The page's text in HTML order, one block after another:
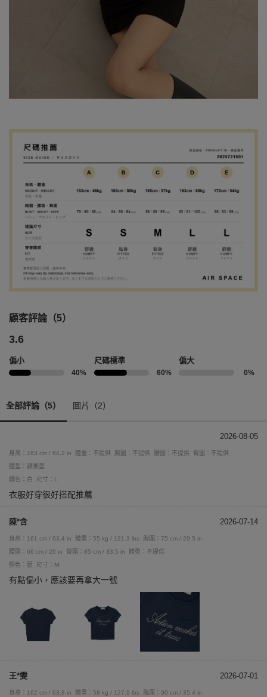
顧客評論（5）
3.6
偏小
40%
尺碼標準
60%
偏大
0%
全部評論（5） 圖片（2）
2026-08-05
身高：163 cm / 64.2 in 體重：不提供 胸圍：不提供 腰圍：不提供
臀圍：不提供
體型：蘋果型
顏色：白
尺寸：L
衣服好穿很好搭配推薦
陳*含 2026-07-14
身高：161 cm / 63.4 in 體重：55 kg / 121.3 lbs
胸圍：75 cm / 29.5 in
腰圍：66 cm / 26 in
臀圍：85 cm / 33.5 in
體型：不提供
顏色：藍
尺寸：M
有點偏小，應該要再拿大一號
王*雯 2026-07-01
身高：162 cm / 63.8 in 體重：58 kg / 127.9 lbs
胸圍：90 cm / 35.4 in